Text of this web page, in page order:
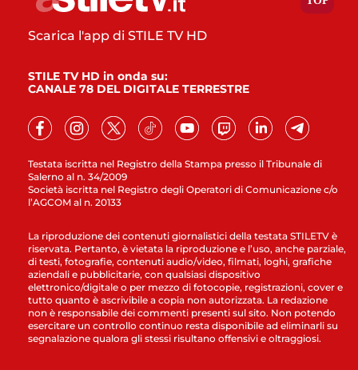
Testata iscritta nel Registro della Stampa presso il Tribunale di
Salerno al n. 34/2009
Società iscritta nel Registro degli Operatori di Comunicazione c/o
l’AGCOM al n. 20133
Scarica l'app di STILE TV HD
STILE TV HD in onda su:
CANALE 78 DEL DIGITALE TERRESTRE
La riproduzione dei contenuti giornalistici della testata STILETV è
riservata. Pertanto, è vietata la riproduzione e l’uso, anche parziale,
di testi, fotografie, contenuti audio/video, filmati, loghi, grafiche
aziendali e pubblicitarie, con qualsiasi dispositivo
elettronico/digitale o per mezzo di fotocopie, registrazioni, cover e
tutto quanto è ascrivibile a copia non autorizzata. La redazione
non è responsabile dei commenti presenti sul sito. Non potendo
esercitare un controllo continuo resta disponibile ad eliminarli su
segnalazione qualora gli stessi risultano offensivi e oltraggiosi.